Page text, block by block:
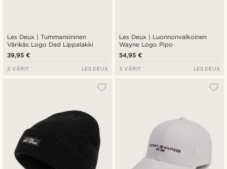
Les Deux | Tummansininen
Värikäs Logo Dad Lippalakki
39,95 €
2 VÄRIT LES DEUX
Les Deux | Luonnonvalkoinen
Wayne Logo Pipo
54,95 €
3 VÄRIT LES DEUX